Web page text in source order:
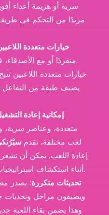
سرية أو هزيمة أعداء
مزيدًا من التحكم في
خيارات متعددة
منفردًا أو مع الأصدقاء،
خيارات متعددة اللاعبين
يضيف طبقة من التفاعل
إمكانية إعادة
متعددة، وعناصر
لعب مختلفة، تقدم
إعادة اللعب. يمكن أن
أثناء استكشاف استراتيجيات وشخصيات وميزات جديدة.
تحديثات متكررة: يصدر
ويضيفون مراحل وتحديات
وهذا يضمن بقاء اللعبة